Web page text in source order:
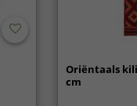
Oriëntaals
cm